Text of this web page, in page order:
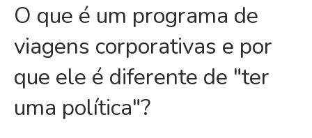
O que é um programa de
viagens corporativas e por
que ele é diferente de "ter
uma política"?